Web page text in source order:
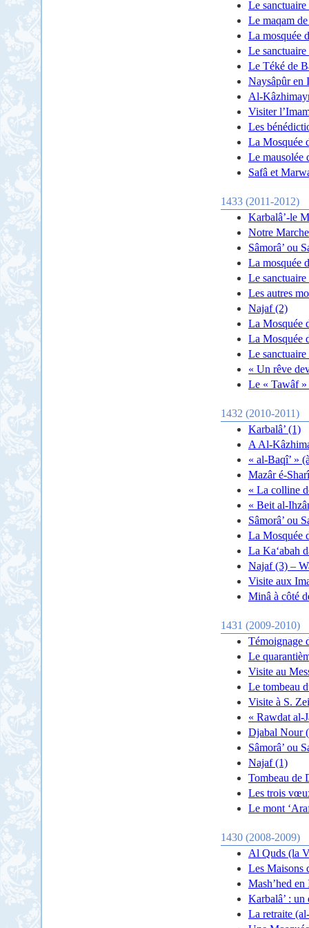
Le
Le maqam
La mosquée
Le
Le Téké de
Naysâpûr en
Al-
Visiter
Les
La Mosquée
Le mausolée
Safâ et
1433 (2011-2012)
Karbalâ’-le
Notre
Sâmorâ’ ou
La mosquée
Le
Les autres
Najaf (2)
La Mosquée
La Mosquée
Le
« Un rêve
Le « Tawâf »
1432 (2010-2011)
Karbalâ’ (1)
A Al-
« al-Baqî’ »
Mazâr é-
« La colline
« Beit al-
Sâmorâ’ ou
La Mosquée
La Ka‘abah
Najaf (3) –
Visite aux
Minâ à côté
1431 (2009-2010)
Témoignage
Le
Visite au
Le tombeau
Visite à S.
« Rawdat al-
Djabal Nour
Sâmorâ’ ou
Najaf (1)
Tombeau de
Les trois
Le mont
1430 (2008-2009)
Al Quds (la
Les Maisons
Mash’hed
Karbalâ’ : un
La retraite